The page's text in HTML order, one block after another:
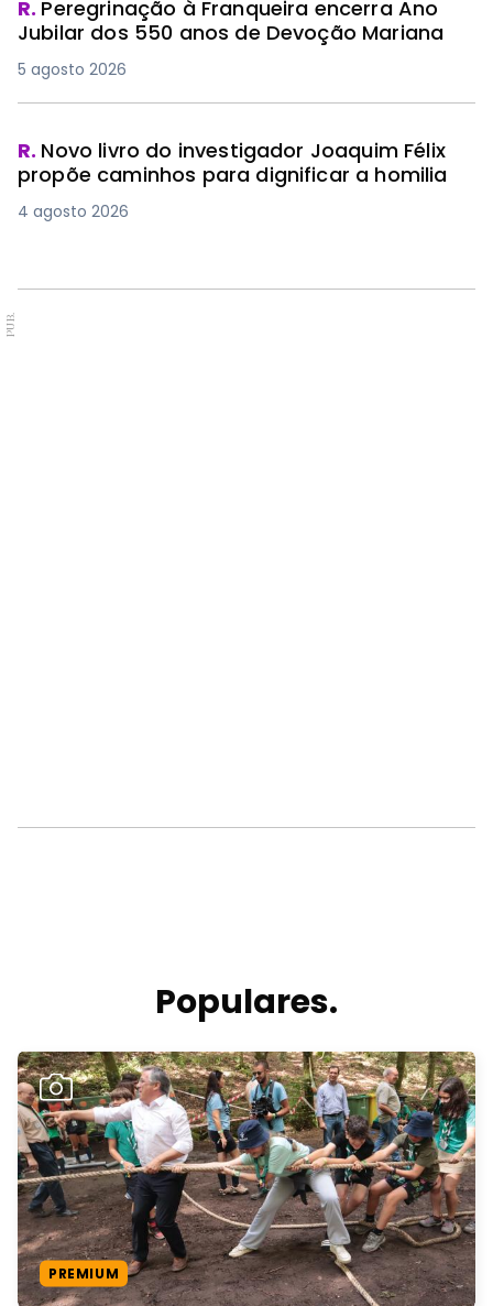
R. Peregrinação à Franqueira encerra Ano
Jubilar dos 550 anos de Devoção Mariana
5 agosto 2026
R. Novo livro do investigador Joaquim Félix
propõe caminhos para dignificar a homilia
4 agosto 2026
PUB.
Populares.
PREMIUM